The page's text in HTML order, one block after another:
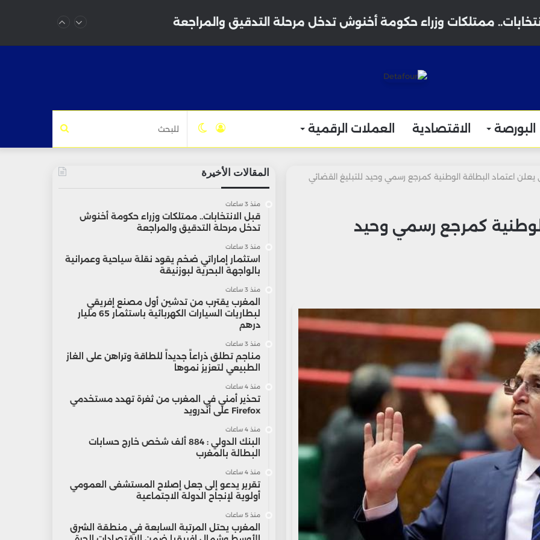
ممتلكات وزراء حكومة أخنوش تدخل مرحلة التدقيق والمراجعة
البورصة الاقتصادية العملات الرقمية للبحث الوضعتسجيل
اعتماد البطاقة الوطنية كمرجع رسمي وحيد للتبليغ القضائي
كمرجع رسمي وحيد
المقالات الأخيرة
منذ 3 ساعات
قبل الانتخابات.. ممتلكات وزراء حكومة أخنوش
تدخل مرحلة التدقيق والمراجعة
منذ 3 ساعات
استثمار إماراتي ضخم يقود نقلة سياحية وعمرانية
بالواجهة البحرية لبوزنيقة
منذ 3 ساعات
المغرب يقترب من تدشين أول مصنع إفريقي
لبطاريات السيارات الكهربائية باستثمار 65 مليار
درهم
منذ 3 ساعات
مناجم تطلق ذراعاً جديداً للطاقة وتراهن على الغاز
الطبيعي لتعزيز نموها
منذ 4 ساعات
تحذير أمني في المغرب من ثغرة تهدد مستخدمي
Firefox على أندرويد
منذ 4 ساعات
البنك الدولي : 884 ألف شخص خارج حسابات
البطالة بالمغرب
منذ 4 ساعات
تقرير يدعو إلى جعل إصلاح المستشفى العمومي
أولوية لإنجاح الدولة الاجتماعية
منذ 5 ساعات
المغرب يحتل المرتبة السابعة في منطقة الشرق